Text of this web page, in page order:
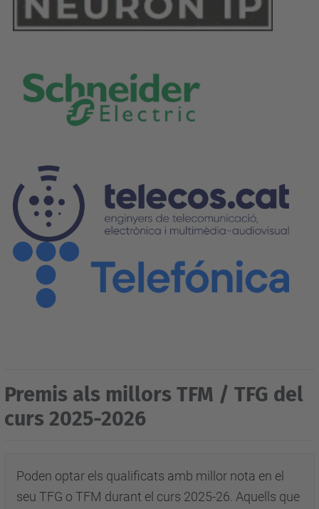
Premis als millors TFM / TFG del
curs 2025-2026
Poden optar els qualificats amb millor nota en el
seu TFG o TFM durant el curs 2025-26. Aquells que